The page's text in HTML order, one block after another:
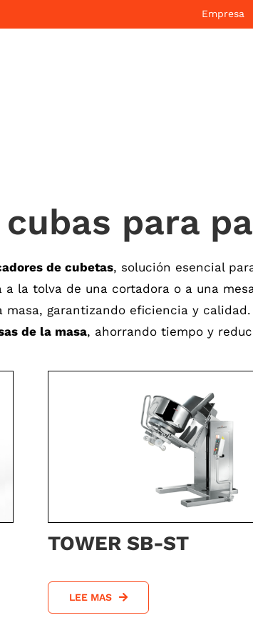
Empresa
para
de cubetas, solución esencial
la tolva de una cortadora o a una
garantizando eficiencia y calidad.
de la masa, ahorrando tiempo y
TOWER SB-ST
LEE MAS